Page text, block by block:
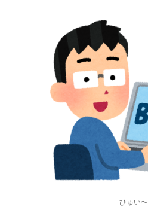
ひゅい〜